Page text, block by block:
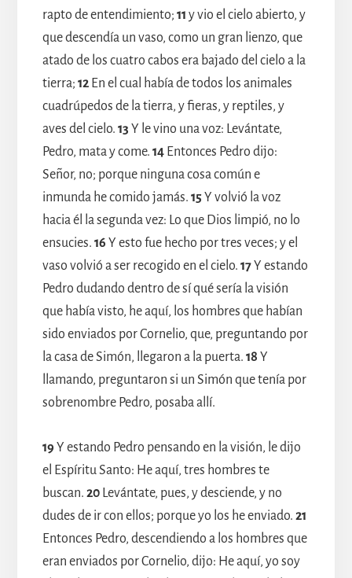
rapto de entendimiento; 11 y vio el cielo abierto, y
que descendía un vaso, como un gran lienzo, que
atado de los cuatro cabos era bajado del cielo a la
tierra; 12En el cual había de todos los animales
cuadrúpedos de la tierra, y fieras, y reptiles, y
aves del cielo. 13 Y le vino una voz: Levántate,
Pedro, mata y come. 14Entonces Pedro dijo:
Señor, no; porque ninguna cosa común e
inmunda he comido jamás. 15Y volvió la voz
hacia él la segunda vez: Lo que Dios limpió, no lo
ensucies. 16 Y esto fue hecho por tres veces; y el
vaso volvió a ser recogido en el cielo. 17Y estando
Pedro dudando dentro de sí qué sería la visión
que había visto, he aquí, los hombres que habían
sido enviados por Cornelio, que, preguntando por
la casa de Simón, llegaron a la puerta. 18 Y
llamando, preguntaron si un Simón que tenía por
sobrenombre Pedro, posaba allí.
19 Y estando Pedro pensando en la visión, le dijo
el Espíritu Santo: He aquí, tres hombres te
buscan. 20Levántate, pues, y desciende, y no
dudes de ir con ellos; porque yo los he enviado. 21
Entonces Pedro, descendiendo a los hombres que
eran enviados por Cornelio, dijo: He aquí, yo soy